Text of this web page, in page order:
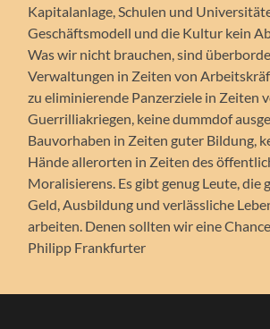
Kapitalanlage, Schulen und
Geschäftsmodell und die Kultur kein
Was wir nicht brauchen, sind
Verwaltungen in Zeiten von
zu eliminierende Panzerziele in Zeiten
Guerrilliakriegen, keine dummdof
Bauvorhaben in Zeiten guter Bildung,
Hände allerorten in Zeiten des
Moralisierens. Es gibt genug Leute, die
Geld, Ausbildung und verlässliche
arbeiten. Denen sollten wir eine
Philipp Frankfurter